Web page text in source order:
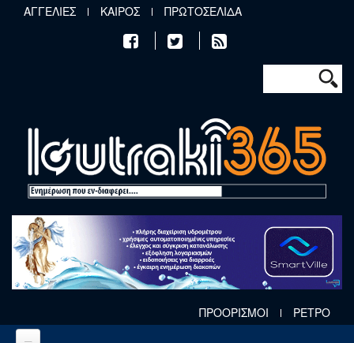
Παράκαμψη προς το κυρίως περιεχόμενο
ΑΓΓΕΛΙΕΣ ΚΑΙΡΟΣ ΠΡΩΤΟΣΕΛΙΔΑ
Φόρμα
Αναζήτηση
ΠΡΟΟΡΙΣΜΟΙ ΡΕΤΡΟ